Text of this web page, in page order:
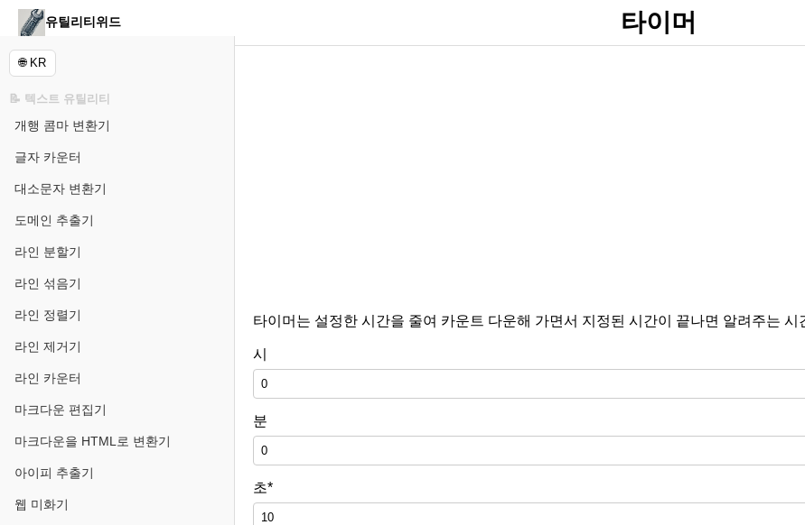
유틸리티위드 타이머
🌐 KR
📝 텍스트 유틸리티
개행 콤마 변환기
글자 카운터
대소문자 변환기
도메인 추출기
라인 분할기
라인 섞음기
라인 정렬기
라인 제거기
라인 카운터
마크다운 편집기
마크다운을 HTML로 변환기
아이피 추출기
웹 미화기
타이머는 설정한 시간을 줄여 카운트 다운해 가면서 지정된 시간이 끝나면 알려주는 시
시
분
초*